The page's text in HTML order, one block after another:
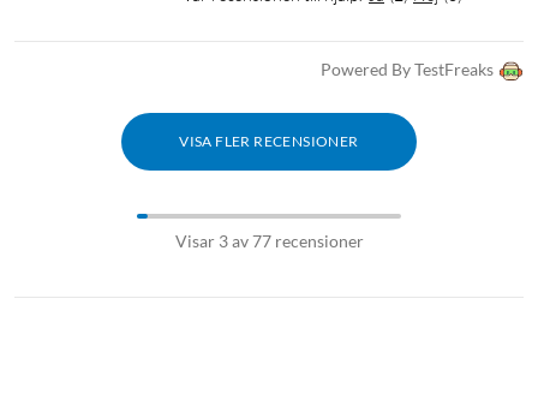
Powered By TestFreaks
VISA FLER RECENSIONER
Visar 3 av 77 recensioner